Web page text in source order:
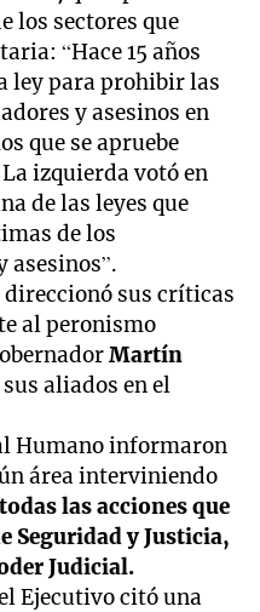
los sectores que
“Hace 15 años
ley para prohibir las
y asesinos en
que se apruebe
izquierda votó en
de las leyes que
de los
asesinos”.
direccionó sus críticas
al peronismo
Martín
aliados en el
Humano informaron
área interviniendo
todas las acciones que
Seguridad y Justicia,
Judicial.
Ejecutivo citó una